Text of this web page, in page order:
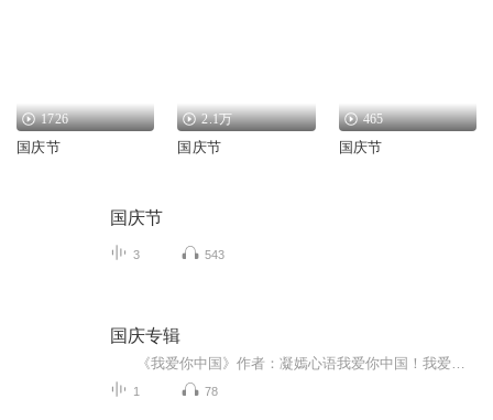
1726
国庆节
2.1万
国庆节
465
国庆节
国庆节
3 543
国庆专辑
1 78